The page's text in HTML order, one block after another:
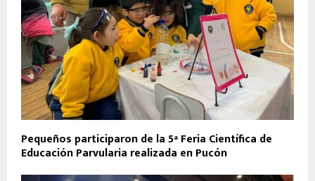
Pequeños participaron de la 5ª Feria Científica de
Educación Parvularia realizada en Pucón